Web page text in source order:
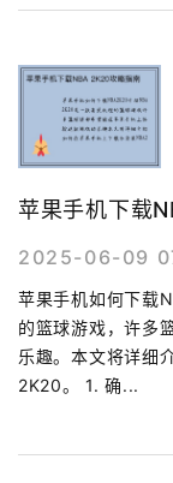
苹果手机下载
2025-06-09
苹果手机如何下载
的篮球游戏，许多
乐趣。本文将详细
2K20。 1. 确...